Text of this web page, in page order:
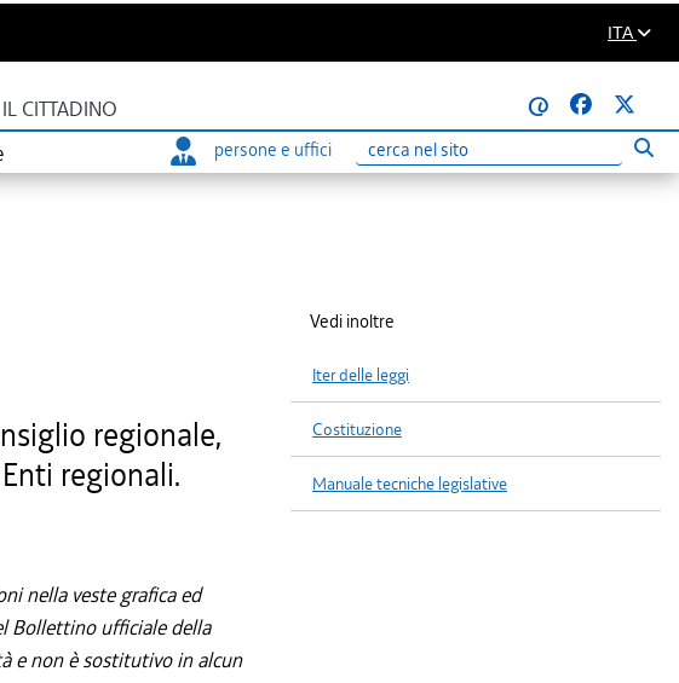
ITA
IL CITTADINO
@
persone e uffici
Ricerca
regionale,
regionali.
nella veste grafica ed
Bollettino ufficiale della
e non è sostitutivo in alcun
Vedi inoltre
Iter delle leggi
Costituzione
Manuale tecniche legislative